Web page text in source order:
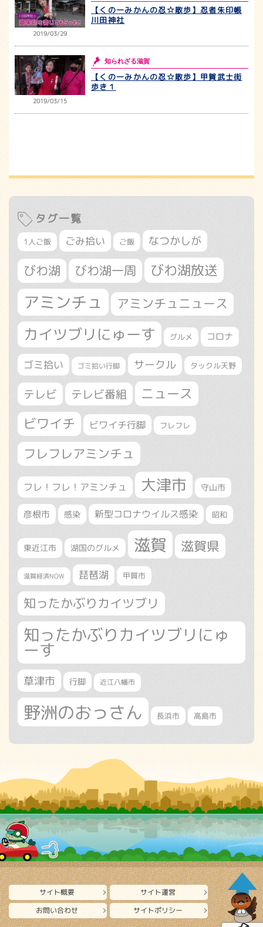
2019/03/29
【くの一みかんの忍☆散歩】忍者朱印帳
川田神社
2019/03/15
知られざる滋賀
【くの一みかんの忍☆散歩】甲賀武士街
歩き１
タグ一覧
1人ご飯 ごみ拾い ご飯 なつかしが
びわ湖 びわ湖一周 びわ湖放送
アミンチュ アミンチュニュース
カイツブリにゅーす グルメ コロナ
ゴミ拾い ゴミ拾い行脚 サークル タックル天野
テレビ テレビ番組 ニュース
ビワイチ ビワイチ行脚 フレフレ
フレフレアミンチュ
フレ！フレ！アミンチュ 大津市 守山市
彦根市 感染 新型コロナウイルス感染 昭和
東近江市 湖国のグルメ 滋賀 滋賀県
滋賀経済NOW 琵琶湖 甲賀市
知ったかぶりカイツブリ
知ったかぶりカイツブリにゅ
ーす
草津市 行脚 近江八幡市
野洲のおっさん 長浜市 高島市
サイト概要
サイト運営
お問い合わせ
サイトポリシー